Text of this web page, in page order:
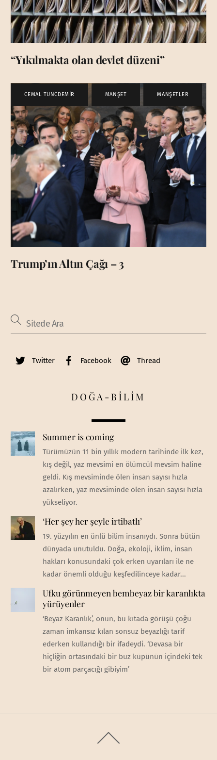
“Yıkılmakta olan devlet düzeni”
CEMAL TUNCDEMİR MANŞET MANŞETLER
Trump’ın Altın Çağı – 3
Twitter Facebook Thread
DOĞA-BİLİM
Summer is coming
Türümüzün 11 bin yıllık modern tarihinde ilk kez,
kış değil, yaz mevsimi en ölümcül mevsim haline
geldi. Kış mevsiminde ölen insan sayısı hızla
azalırken, yaz mevsiminde ölen insan sayısı hızla
yükseliyor.
‘Her şey her şeyle irtibatlı’
19. yüzyılın en ünlü bilim insanıydı. Sonra bütün
dünyada unutuldu. Doğa, ekoloji, iklim, insan
hakları konusundaki çok erken uyarıları ile ne
kadar önemli olduğu keşfedilinceye kadar...
Ufku görünmeyen bembeyaz bir karanlıkta
yürüyenler
‘Beyaz Karanlık’, onun, bu kıtada görüşü çoğu
zaman imkansız kılan sonsuz beyazlığı tarif
ederken kullandığı bir ifadeydi. ‘Devasa bir
hiçliğin ortasındaki bir buz küpünün içindeki tek
bir atom parçacığı gibiyim’
To